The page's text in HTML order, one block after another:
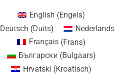
English (Engels)
Deutsch (Duits)
Nederlands
Français(Frans)
Български (Bulgaars)
Hrvatski (Kroatisch)